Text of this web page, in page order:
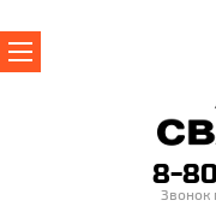
Производители
8-
Звонок